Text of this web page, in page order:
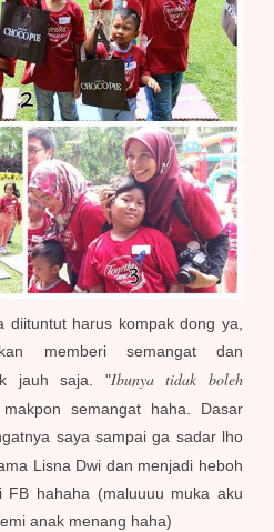
diituntut harus kompak dong ya,
memberi semangat dan
jauh saja. "Ibunya tidak boleh
semangat haha. Dasar
saya sampai ga sadar lho
Lisna Dwi dan menjadi heboh
hahaha (maluuuu muka aku
anak menang haha)